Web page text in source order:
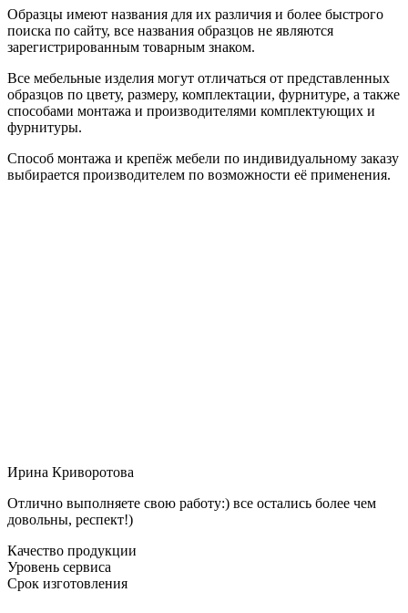
Образцы имеют названия для их различия и более быстрого
поиска по сайту, все названия образцов не являются
зарегистрированным товарным знаком.
Все мебельные изделия могут отличаться от представленных
образцов по цвету, размеру, комплектации, фурнитуре, а также
способами монтажа и производителями комплектующих и
фурнитуры.
Способ монтажа и крепёж мебели по индивидуальному заказу
выбирается производителем по возможности её применения.
Ирина Криворотова
Отлично выполняете свою работу:) все остались более чем
довольны, респект!)
Качество продукции
Уровень сервиса
Срок изготовления